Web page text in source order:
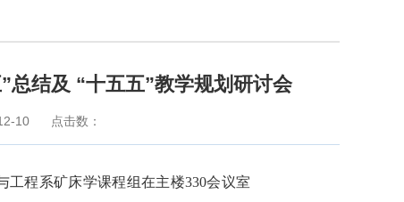
总结及 “十五五”教学规划研讨会
10 点击数：
工程系矿床学课程组在主楼330会议室